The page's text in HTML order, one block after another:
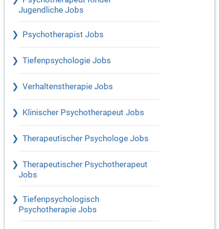
Jugendliche Jobs
Psychotherapist Jobs
Tiefenpsychologie Jobs
Verhaltenstherapie Jobs
Klinischer Psychotherapeut Jobs
Therapeutischer Psychologe Jobs
Therapeutischer Psychotherapeut
Jobs
Tiefenpsychologisch
Psychotherapie Jobs